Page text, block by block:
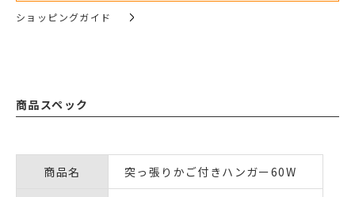
ショッピングガイド
商品スペック
商品名 突っ張りかご付きハンガー60W